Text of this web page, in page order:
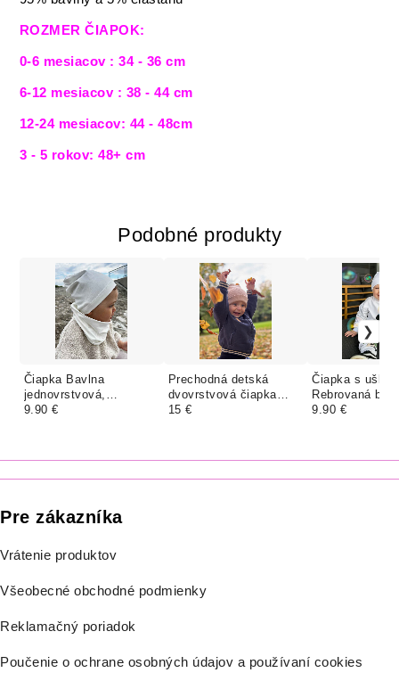
ROZMER ČIAPOK:
0-6 mesiacov : 34 - 36 cm
6-12 mesiacov : 38 - 44 cm
12-24 mesiacov: 44 - 48cm
3 - 5 rokov: 48+ cm
Podobné produkty
Čiapka Bavlna
jednovrstvová,
SMOTANOVÁ
9.90 €
Prechodná detská
dvovrstvová čiapka
Rebrovaná bavlna,
15 €
Čiapka s
Rebrovaná
jednovrstvová,
9.90 €
Pre zákazníka
Vrátenie produktov
Všeobecné obchodné podmienky
Reklamačný poriadok
Poučenie o ochrane osobných údajov a používaní cookies